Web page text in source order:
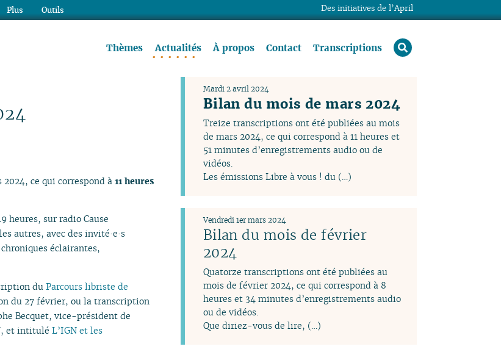
Thèmes Actualités À propos Contact Transcriptions rechercher
ce qui correspond à 11 heures
heures, sur radio Cause
autres, avec des invité·e·s
chroniques éclairantes,
du Parcours libriste de
du 27 février, ou la transcription
Becquet, vice-président de
et intitulé L’IGN et les
Bilan du mois de mars 2024
Mardi 2 avril 2024
Treize transcriptions ont été publiées au mois
de mars 2024, ce qui correspond à 11 heures et
51 minutes d’enregistrements audio ou de
vidéos.
Les émissions Libre à vous ! du (…)
Bilan du mois de février
2024
Vendredi 1er mars 2024
Quatorze transcriptions ont été publiées au
mois de février 2024, ce qui correspond à 8
heures et 34 minutes d’enregistrements audio
ou de vidéos.
Que diriez-vous de lire, (…)
Des initiatives de l’April
Plus Outils